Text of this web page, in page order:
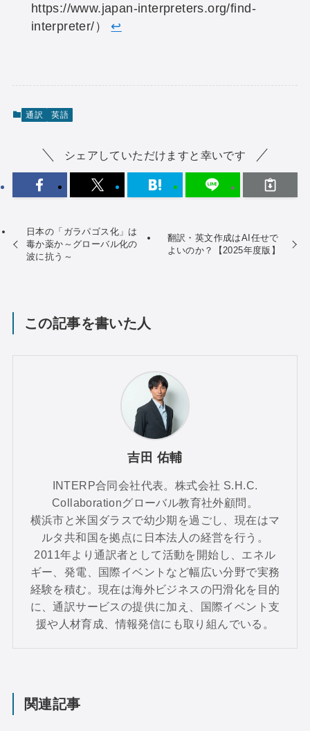
https://www.japan-interpreters.org/find-
interpreter/）↩︎
通訳 英語
シェアしていただけますと幸いです
日本の「ガラパゴス化」は
毒か薬か～グローバル化の
波に抗う～
翻訳・英文作成はAI任せで
よいのか？【2025年度版】
この記事を書いた人
吉田 佑輔
INTERP合同会社代表。株式会社 S.H.C.
Collaborationグローバル教育社外顧問。
横浜市と米国ダラスで幼少期を過ごし、現在はマ
ルタ共和国を拠点に日本法人の経営を行う。
2011年より通訳者として活動を開始し、エネル
ギー、発電、国際イベントなど幅広い分野で実務
経験を積む。現在は海外ビジネスの円滑化を目的
に、通訳サービスの提供に加え、国際イベント支
援や人材育成、情報発信にも取り組んでいる。
関連記事